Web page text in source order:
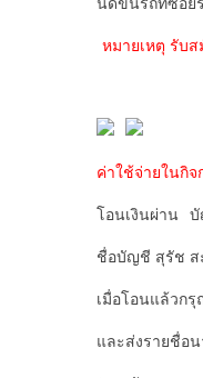
หมายเหตุ รับ
ค่าใช้จ่ายในกิ
โอนเงินผ่าน
ชื่อบัญชี สุรัช
เมื่อโอนแล้วก
และส่งรายชื่อ